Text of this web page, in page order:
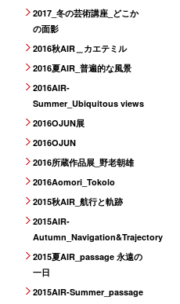
2017_冬の芸術講座_どこか
の面影
2016秋AIR＿カエテミル
2016夏AIR_普遍的な風景
2016AIR-
Summer_Ubiquitous views
2016OJUN展
2016OJUN
2016所蔵作品展_野老朝雄
2016Aomori_Tokolo
2015秋AIR_航行と軌跡
2015AIR-
Autumn_Navigation&Trajectory
2015夏AIR_passage 永遠の
一日
2015AIR-Summer_passage